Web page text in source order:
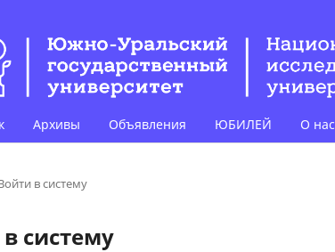
Архивы Объявления ЮБИЛЕЙ О нас
в систему
систему